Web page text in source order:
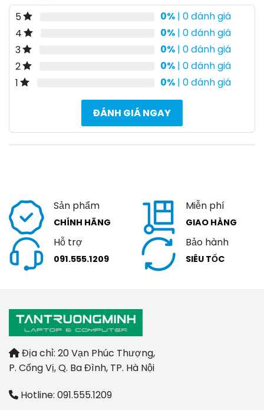
5 0% | 0 đánh giá
4
0% | 0 đánh giá
3
0% | 0 đánh giá
2
0% | 0 đánh giá
1
0% | 0 đánh giá
ĐÁNH GIÁ NGAY
Sản phẩm
CHÍNH HÃNG
Miễn phí
GIAO HÀNG
Hỗ trợ
091.555.1209
Bảo hành
SIÊU TỐC
Địa chỉ: 20 Vạn Phúc Thượng,
P. Cống Vị, Q. Ba Đình, TP. Hà Nội
Hotline: 091.555.1209